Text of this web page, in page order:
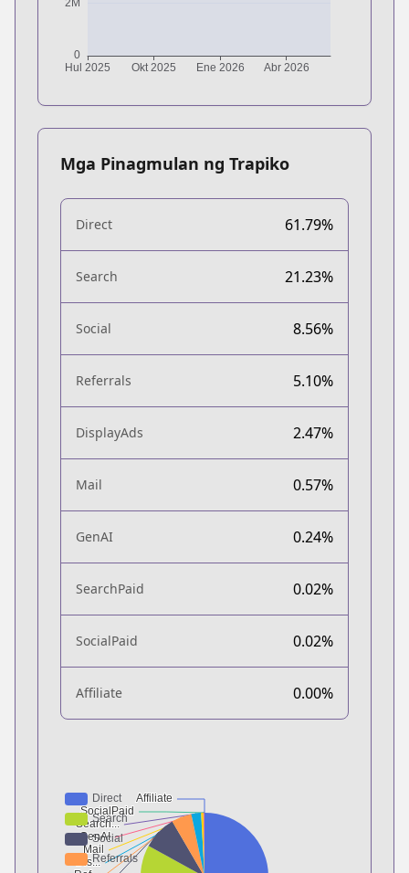
Mga Pinagmulan ng Trapiko
Direct 61.79%
Search 21.23%
Social 8.56%
Referrals 5.10%
DisplayAds 2.47%
Mail 0.57%
GenAI 0.24%
SearchPaid 0.02%
SocialPaid 0.02%
Affiliate 0.00%